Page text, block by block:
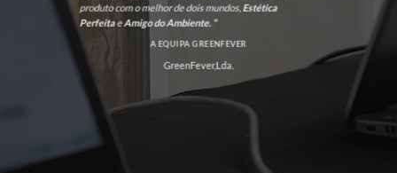
produto com o melhor de dois mundos, Estética
PerfeitaeAmigo do Ambiente. “
A EQUIPA GREENFEVER
GreenFever,Lda.